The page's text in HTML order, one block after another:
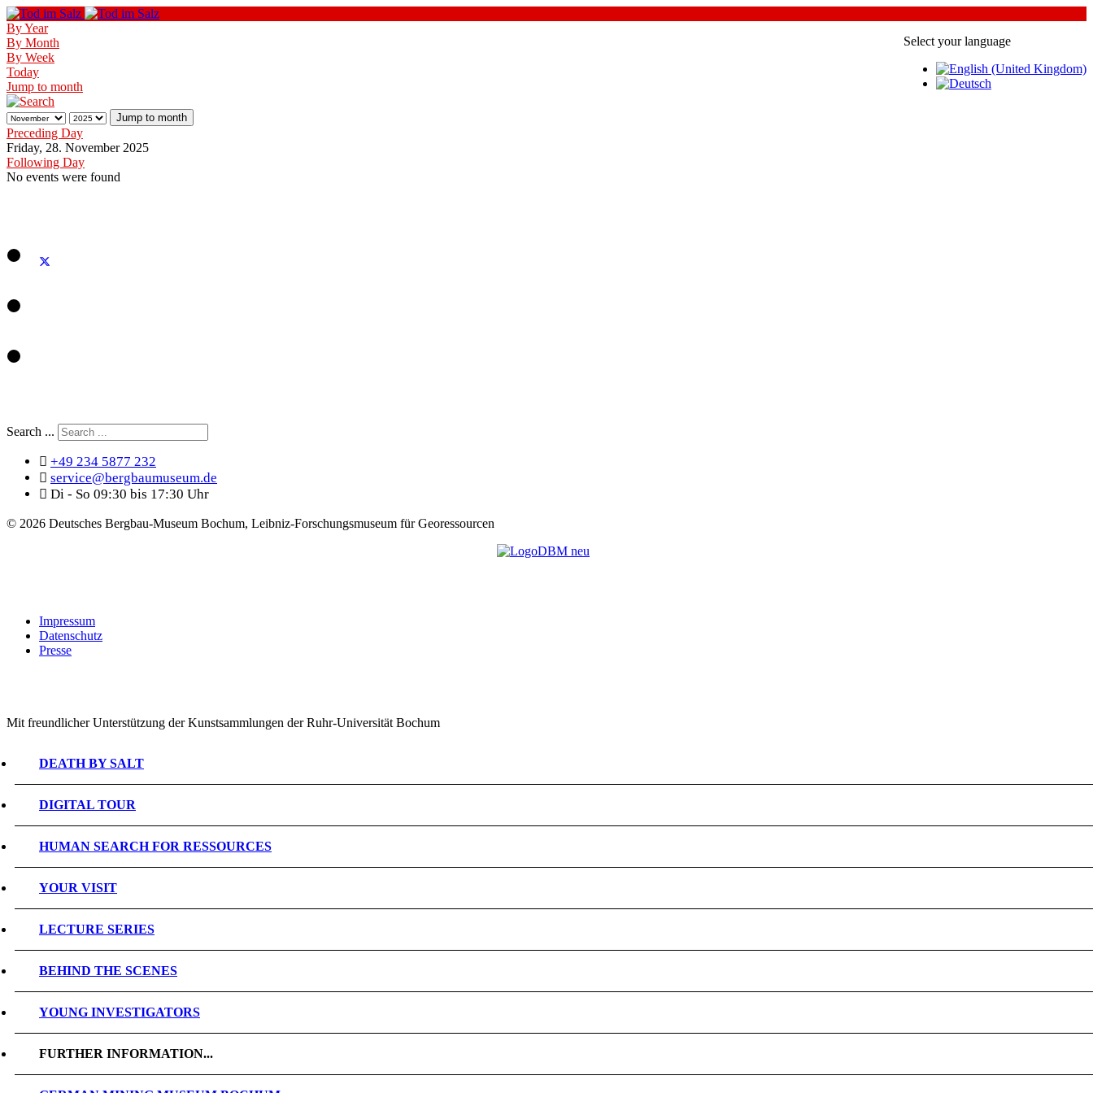
Select your language
By Year
By Month
By Week
Today
Jump to month
Jump to month
Preceding Day
Friday, 28. November 2025
Following Day
No events were found
Search ...
+49 234 5877 232
service@bergbaumuseum.de
Di - So 09:30 bis 17:30 Uhr
© 2026 Deutsches Bergbau-Museum Bochum, Leibniz-Forschungsmuseum für Georessourcen
Impressum
Datenschutz
Presse
Mit freundlicher Unterstützung der Kunstsammlungen der Ruhr-Universität Bochum
DEATH BY SALT
DIGITAL TOUR
HUMAN SEARCH FOR RESSOURCES
YOUR VISIT
LECTURE SERIES
BEHIND THE SCENES
YOUNG INVESTIGATORS
FURTHER INFORMATION...